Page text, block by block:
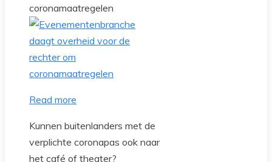
coronamaatregelen
Read more
Kunnen buitenlanders met de
verplichte coronapas ook naar
het café of theater?